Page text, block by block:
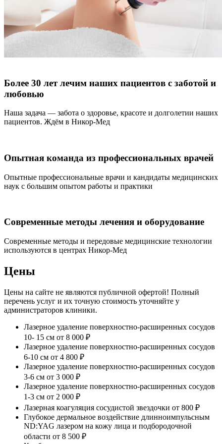
Более 30 лет лечим наших пациентов с заботой и
любовью
Наша задача — забота о здоровье, красоте и долголетии наших
пациентов. Ждём в Никор-Мед
Опытная команда из профессиональных врачей
Опытные профессиональные врачи и кандидаты медицинских
наук с большим опытом работы и практики
Современные методы лечения и оборудование
Современные методы и передовые медицинские технологии
используются в центрах Никор-Мед
Цены
Цены на сайте не являются публичной офертой! Полный
перечень услуг и их точную стоимость уточняйте у
администраторов клиники.
Лазерное удаление поверхностно-расширенных сосудов
10- 15 см от 8 000 ₽
Лазерное удаление поверхностно-расширенных сосудов
6-10 см от 4 800 ₽
Лазерное удаление поверхностно-расширенных сосудов
3-6 см от 3 000 ₽
Лазерное удаление поверхностно-расширенных сосудов
1-3 см от 2 000 ₽
Лазерная коагуляция сосудистой звездочки от 800 ₽
Глубокое дермальное воздействие длинноимпульсным
ND:YAG лазером на кожу лица и подбородочной
области от 8 500 ₽